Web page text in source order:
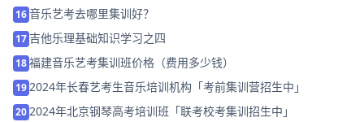
16音乐艺考去哪里集训好？
17 吉他乐理基础知识学习之四
18福建音乐艺考集训班价格（费用多少钱）
192024年长春艺考生音乐培训机构「考前集训营招生中」
202024年北京钢琴高考培训班「联考校考集训招生中」